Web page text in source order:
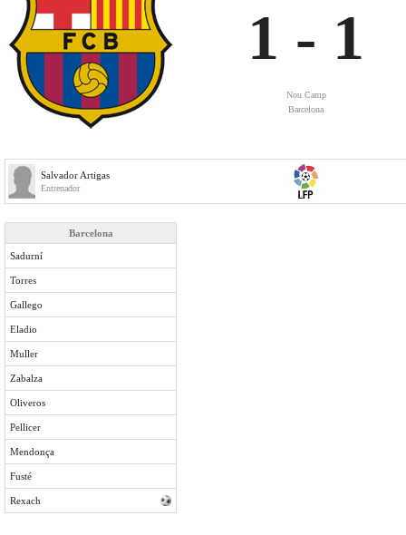
1 - 1
Nou Camp
Barcelona
Salvador Artigas
Entrenador
Barcelona
Sadurní
Torres
Gallego
Eladio
Muller
Zabalza
Oliveros
Pellicer
Mendonça
Fusté
Rexach